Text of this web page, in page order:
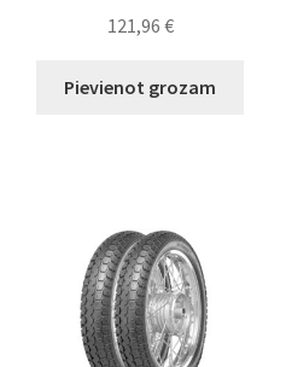
121,96 €
Pievienot grozam